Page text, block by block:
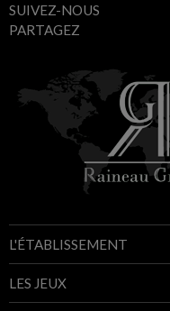
SUIVEZ-NOUS
PARTAGEZ
L'ÉTABLISSEMENT
LES JEUX